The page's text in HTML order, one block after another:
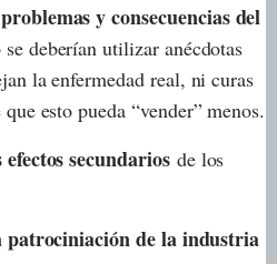
y consecuencias del
deberían utilizar anécdotas
la enfermedad real, ni curas
esto pueda “vender” menos.
secundariosde los
de la industria